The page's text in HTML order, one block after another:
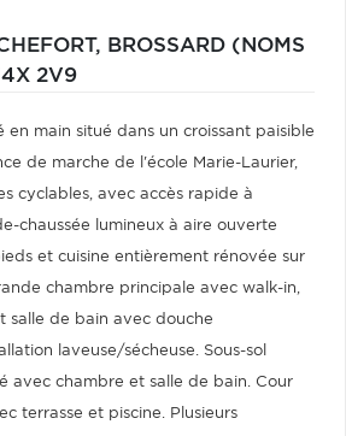
BROSSARD (NOMS
2V9
en main situé dans un croissant paisible
de marche de l'école Marie-Laurier,
cyclables, avec accès rapide à
chaussée lumineux à aire ouverte
et cuisine entièrement rénovée sur
chambre principale avec walk-in,
salle de bain avec douche
laveuse/sécheuse. Sous-sol
avec chambre et salle de bain. Cour
terrasse et piscine. Plusieurs